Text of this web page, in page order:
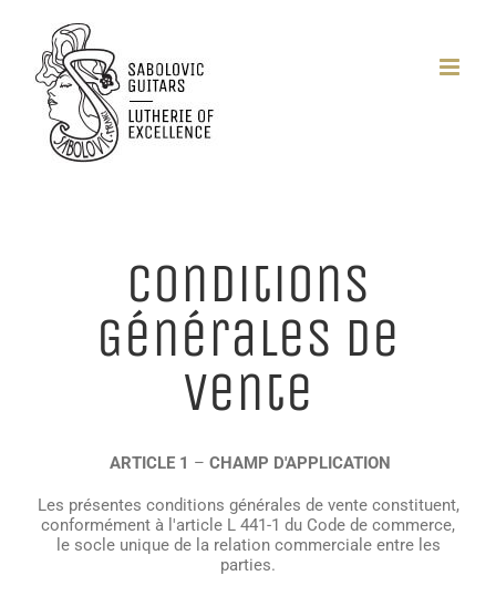
contenu
Conditions
Générales de
Vente
ARTICLE 1 – CHAMP D'APPLICATION
Les présentes conditions générales de vente constituent,
conformément à l'article L 441-1 du Code de commerce,
le socle unique de la relation commerciale entre les
parties.